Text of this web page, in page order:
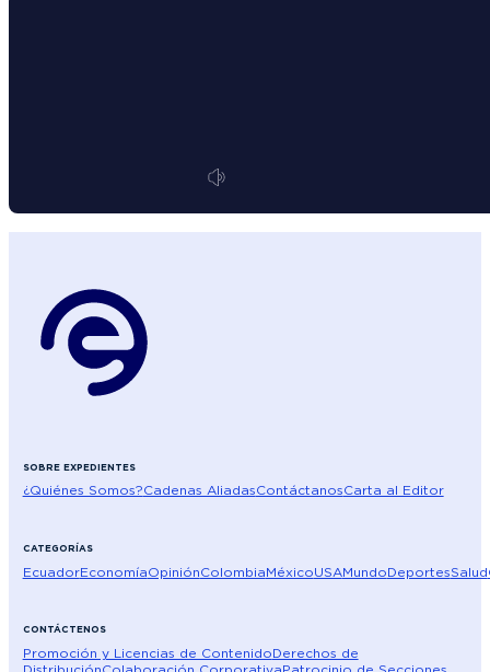
SOBRE EXPEDIENTES
¿Quiénes Somos?Cadenas AliadasContáctanosCarta al Editor
CATEGORÍAS
EcuadorEconomíaOpiniónColombiaMéxicoUSAMundoDeportesSalud
CONTÁCTENOS
Promoción y Licencias de ContenidoDerechos de